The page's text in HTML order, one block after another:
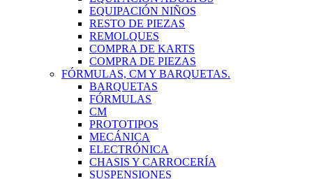
EQUIPACIÓN NIÑOS
RESTO DE PIEZAS
REMOLQUES
COMPRA DE KARTS
COMPRA DE PIEZAS
FÓRMULAS, CM Y BARQUETAS.
BARQUETAS
FÓRMULAS
CM
PROTOTIPOS
MECÁNICA
ELECTRÓNICA
CHASIS Y CARROCERÍA
SUSPENSIONES